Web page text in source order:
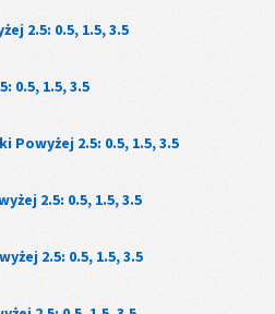
2.5: 0.5, 1.5, 3.5
0.5, 1.5, 3.5
2.5: 0.5, 1.5, 3.5
2.5: 0.5, 1.5, 3.5
2.5: 0.5, 1.5, 3.5